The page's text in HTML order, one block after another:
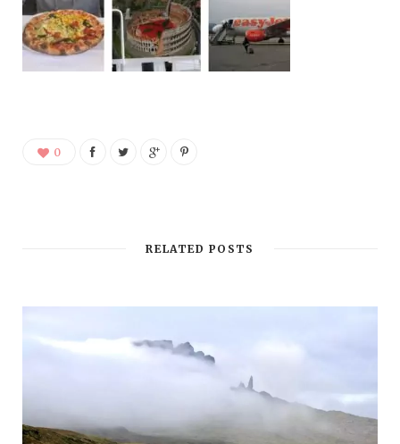
0
RELATED POSTS